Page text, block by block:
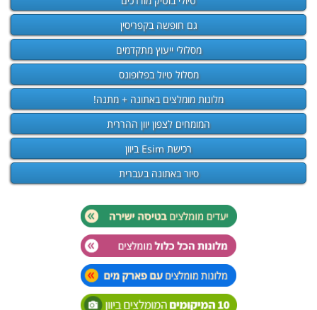
גם חופשה בקפריסין
מסלולי ייעוץ מתקדמים
מסלול טיול בפלופונס
מלונות מומלצים באתונה + מתנה!
המומחים לצפון יוון ההררית
רכישת Esim ביוון
סיור באתונה בעברית